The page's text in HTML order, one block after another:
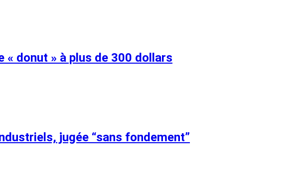
« donut » à plus de 300 dollars
jugée “sans fondement”